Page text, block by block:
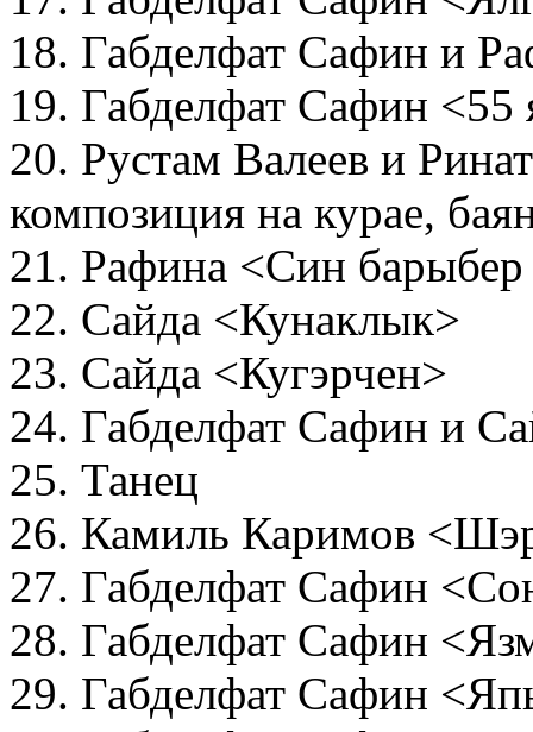
18. Габделфат Сафин и
19. Габделфат Сафин <55
20. Рустам Валеев и
композиция на курае,
21. Рафина <Син
22. Сайда <Кунаклык>
23. Сайда <Кугэрчен>
24. Габделфат Сафин и
25. Танец
26. Камиль Каримов
27. Габделфат Сафин
28. Габделфат Сафин
29. Габделфат Сафин